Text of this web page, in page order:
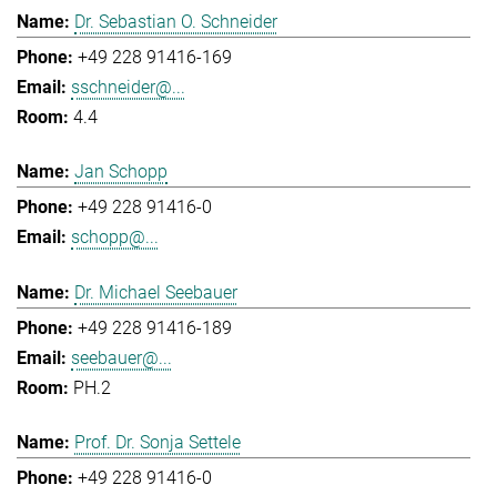
Dr. Sebastian O. Schneider
+49 228 91416-169
sschneider@...
4.4
Jan Schopp
+49 228 91416-0
schopp@...
Dr. Michael Seebauer
+49 228 91416-189
seebauer@...
PH.2
Prof. Dr. Sonja Settele
+49 228 91416-0